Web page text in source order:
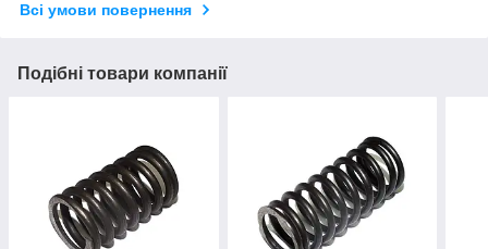
Всі умови повернення
Подібні товари компанії